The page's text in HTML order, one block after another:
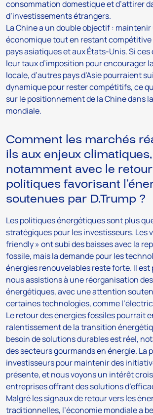
consommation domestique et d’attirer
d’investissements étrangers.
La Chine a un double objectif :
économique tout en restant compétitive
pays asiatiques et aux États-Unis. Si
leur taux d’imposition pour encourager
locale, d’autres pays d’Asie pourraient
dynamique pour rester compétitifs, ce
sur le positionnement de la Chine dans
mondiale.
Comment les marchés
ils aux enjeux climatiques,
notamment avec le
politiques favorisant
soutenues par D.Trump ?
Les politiques énergétiques sont plus
stratégiques pour les investisseurs. Les
friendly » ont subi des baisses avec la
fossile, mais la demande pour les
énergies renouvelables reste forte. Il est
nous assistions à une réorganisation
énergétiques, avec une attention
certaines technologies, comme
Le retour des énergies fossiles pourrait
ralentissement de la transition
besoin de solutions durables est réel,
des secteurs gourmands en énergie. La
investisseurs pour maintenir des
présente, et nous voyons un intérêt
entreprises offrant des solutions
Malgré les signaux de retour vers les
traditionnelles, l’économie mondiale a